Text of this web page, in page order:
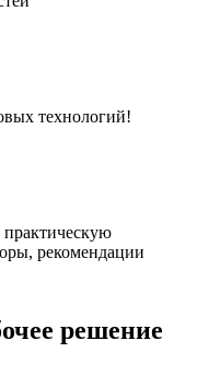
технологий!
рекомендации
решение